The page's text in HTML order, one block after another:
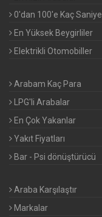
0'dan 100'e Kaç Saniye
En Yüksek Beygirliler
Elektrikli Otomobiller
Arabam Kaç Para
LPG'li Arabalar
En Çok Yakanlar
Yakıt Fiyatları
Bar - Psi dönüştürücü
Araba Karşılaştır
Markalar